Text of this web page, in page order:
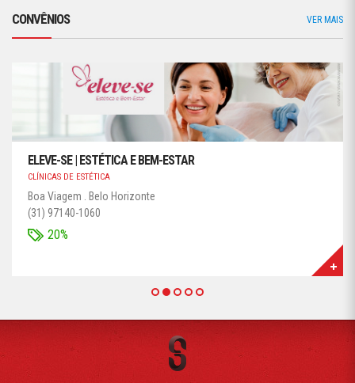
CONVÊNIOS VER MAIS
ELEVE-SE | ESTÉTICA E BEM-ESTAR
CLÍNICAS DE ESTÉTICA
Boa Viagem . Belo Horizonte
(31) 97140-1060
20%